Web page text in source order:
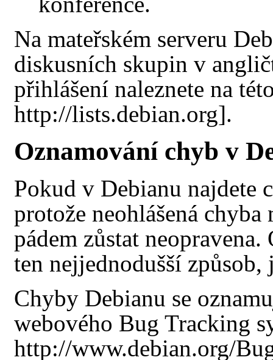
Na mateřském serveru
diskusních skupin v
přihlášení naleznete na
.
Oznamování chyb v
Pokud v Debianu najdete
protože neohlášená
pádem zůstat
ten nejjednodušší
Chyby Debianu se
webového Bug Tracking